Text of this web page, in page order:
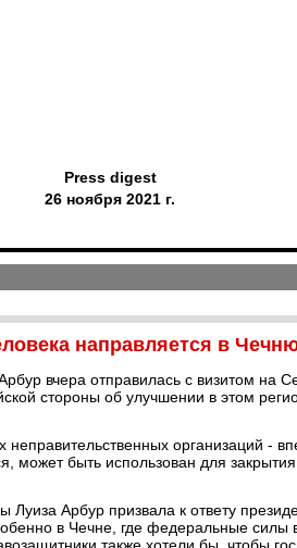
Press digest
26 ноября 2021 г.
направляется в
вчера отправилась с визитом на
стороны об улучшении в этом
неправительственных организаций -
может быть использован для
Арбур призвала к ответу
в Чечне, где федеральные силы